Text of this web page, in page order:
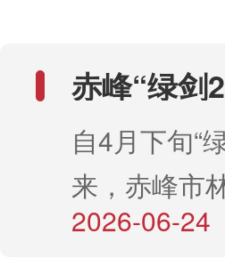
复等综合措
林草质量巩
乔灌草结合
体系。同时
汽车好奇打
备。更令人
内，野鸡成
然。这些野
动物保护
鸟进行物种
鸟为国家
燕隼。经仔
局部羽毛脱
赤峰“绿剑
自4月下旬“
来，赤峰市
草湿荒一体
2026-06-24